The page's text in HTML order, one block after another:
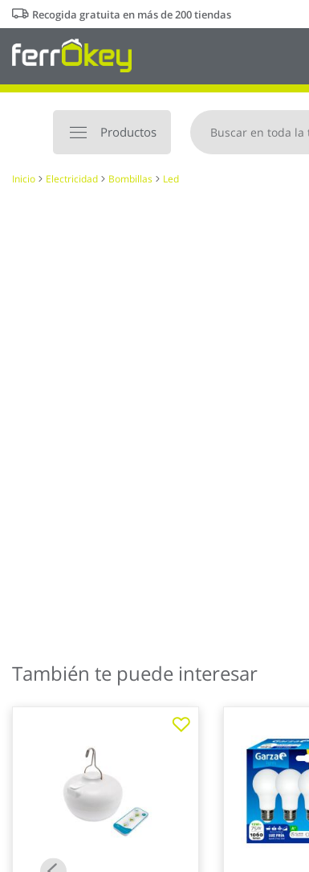
Ir
al
contenido
Recogida gratuita en más de 200 tiendas
Productos
Inicio Electricidad Bombillas Led
al
comienzo
También te puede interesar